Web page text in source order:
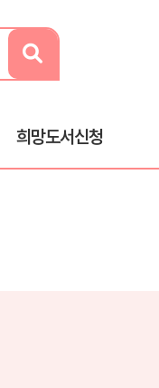
희망도서신청